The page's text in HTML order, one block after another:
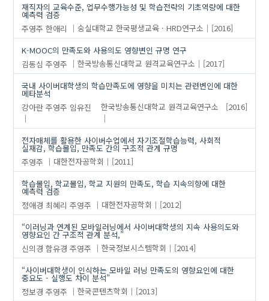
재직자의 교육수준, 업무수행가능성 및 학습전략의 기초역량에 대한
예측력 검증
주영주 한애리 숭실대학교 한국평생교육 · HRD연구소
[2016]
K-MOOC의 만족도와 사용의도 영향변인 규명 연구
김동심 주영주 한국방송통신대학교 원격교육연구소
[2017]
국내 사이버대학생의 학습만족도에 영향을 미치는 관련변인에 대한
메타분석
강아란 주영주 임유진 한국방송통신대학교 원격교육연구소 [2016]
전자매체를 활용한 사이버수업에서 자기조절학습능력, 사회적
실재감, 학습몰입, 만족도 간의 구조적 관계 규명
주영주
대한전자공학회
[2011]
학습몰입, 학교몰입, 학교 지원의 만족도, 학습 지속의향에 대한
예측력 검증
정애경 최혜리 주영주 대한전자공학회
[2012]
“이러닝과 연계된 모바일러닝에서 사이버대학생의 지속 사용의도와
영향요인 간 구조적 관계 분석,”
신의경 함유경 주영주 한국정보시스템학회
[2014]
“사이버대학생이 인식하는 모바일 러닝 만족도의 영향요인에 대한
중요도 - 실행도 차이 분석”
정보경 주영주 한국콘텐츠학회
[2013]